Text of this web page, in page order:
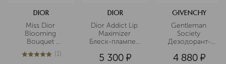
DIOR
Miss Dior
Blooming
Bouquet
Туалетная вода
5из 51 (1)
DIOR
Dior Addict Lip
Maximizer
Блеск-плампер
5 300 ¤
GIVENCHY
Gentleman
Society
Дезодорант-
4 880 ¤